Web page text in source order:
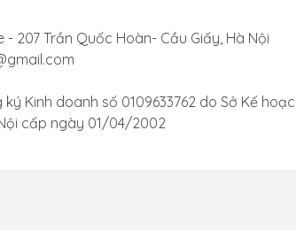
bất kỳ dấu hiệu nào trên, tốt nhất là bạn
tra và thay mic iPad Mini 6 kịp thời.
- 207 Trần Quốc Hoàn- Cầu Giấy, Hà Nội
Kinh doanh số 0109633762 do Sở Kế
cấp ngày 01/04/2002